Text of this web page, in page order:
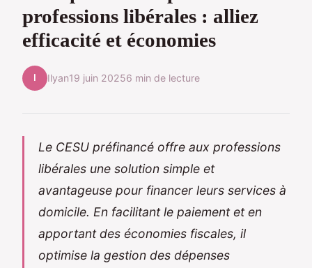
professions libérales : alliez
efficacité et économies
I Ilyan19 juin 20256 min de lecture
Le CESU préfinancé offre aux professions
libérales une solution simple et
avantageuse pour financer leurs services à
domicile. En facilitant le paiement et en
apportant des économies fiscales, il
optimise la gestion des dépenses